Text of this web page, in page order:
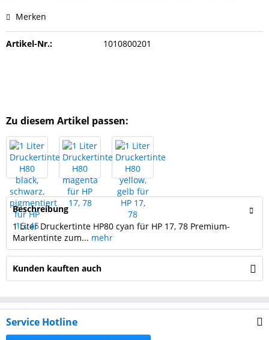
Merken
Artikel-Nr.: 1010800201
Zu diesem Artikel passen:
Beschreibung
1 Liter Druckertinte HP80 cyan für HP 17, 78 Premium-
Markentinte zum... mehr
Kunden kauften auch
Service Hotline